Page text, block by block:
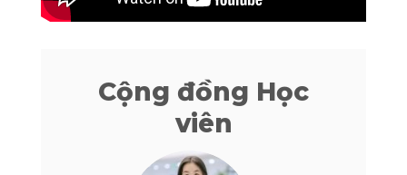
Cộng đồng Học
viên